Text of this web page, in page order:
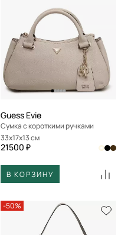
Guess Evie
Сумка с короткими ручками
33x17x13 см
21500 ₽
В КОРЗИНУ
-50%